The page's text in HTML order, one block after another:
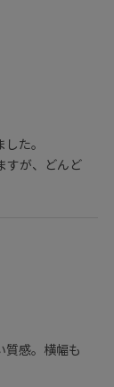
た。
すが、どんど
質感。横幅も